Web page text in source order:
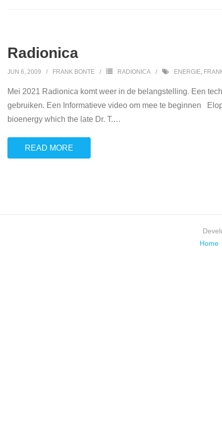
Radionica
JUN 6, 2009 FRANK BONTE RADIONICA ENERGIE,
Mei 2021 Radionica komt weer in de belangstelling. Een
gebruiken. Een Informatieve video om mee te beginnen
bioenergy which the late Dr. T.…
READ MORE
Home